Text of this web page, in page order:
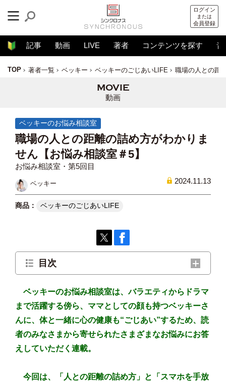
ログイン
または
会員登録
記事 動画 LIVE 著者 コンテンツを探す 音
TOP 著者一覧 ベッキー ベッキーのごじあいLIFE 職場の人との距
動画
ベッキーのお悩み相談室
職場の人との距離の詰め方がわかりま
せん【お悩み相談室＃5】
お悩み相談室・第5回目
ベッキー 2024.11.13
ベッキーのごじあいLIFE
目次
Q・スマホを片時も離せなくて、時間を無駄にしている
ベッキーさんへのお悩み募集中！
ベッキーのお悩み相談室は、バラエティからドラマ
まで活躍する傍ら、ママとしての顔も持つベッキーさ
んに、体と一緒に心の健康も“ごじあい”するため、読
者のみなさまから寄せられたさまざまなお悩みにお答
えしていただく連載。
今回は、「人との距離の詰め方」と「スマホを手放